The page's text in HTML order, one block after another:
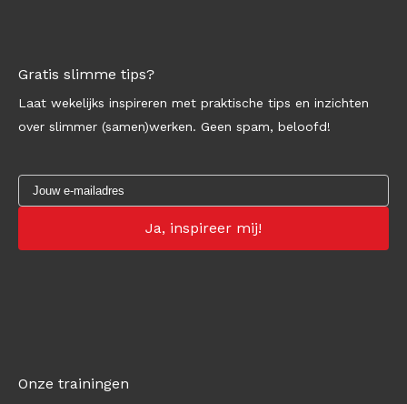
Gratis slimme tips?
Laat wekelijks inspireren met praktische tips en inzichten
over slimmer (samen)werken. Geen spam, beloofd!
Onze trainingen